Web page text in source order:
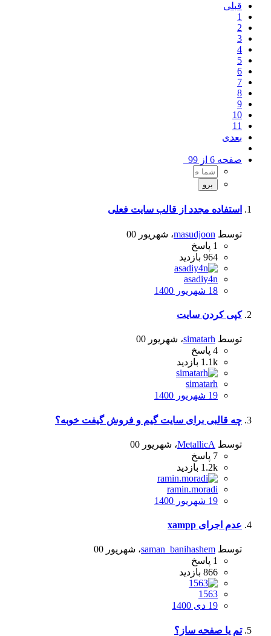
قبلی
1
2
3
4
5
6
7
8
9
10
11
بعدی
صفحه 6 از 99
استفاده مجدد از قالب سایت فعلی
توسط masudjoon، شهریور 00
1 پاسخ
964 بازدید
asadiy4n
18 شهریور 1400
کپی کردن سایت
توسط simatarh، شهریور 00
4 پاسخ
1.1k بازدید
simatarh
19 شهریور 1400
چه قالبی برای سایت گیم و فروش گیفت خوبه؟
توسط MetallicA، شهریور 00
7 پاسخ
1.2k بازدید
ramin.moradi
19 شهریور 1400
عدم اجرای xampp
توسط saman_banihashem، شهریور 00
1 پاسخ
866 بازدید
1563
19 دی 1400
تم یا صفحه ساز؟